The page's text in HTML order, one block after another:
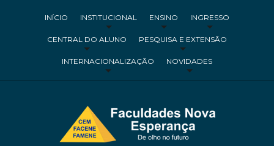
INÍCIO INSTITUCIONAL ENSINO INGRESSO
CENTRAL DO ALUNO PESQUISA E EXTENSÃO
INTERNACIONALIZAÇÃO NOVIDADES